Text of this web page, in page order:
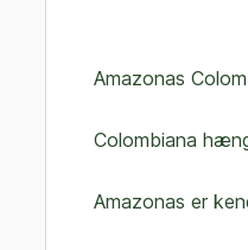
Amazonas
Colombiana
Amazonas er